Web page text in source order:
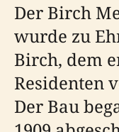
Der Birch
wurde zu
Birch, dem
Residenten
Der Bau